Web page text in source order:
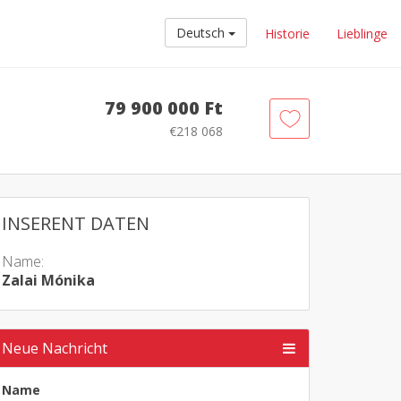
Deutsch Historie Lieblinge
79 900 000 Ft
€218 068
INSERENT DATEN
Name:
Zalai Mónika
Neue Nachricht
Name